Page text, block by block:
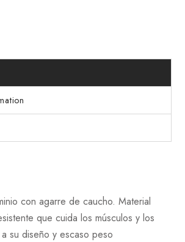
con agarre de caucho. Material
que cuida los músculos y los
su diseño y escaso peso